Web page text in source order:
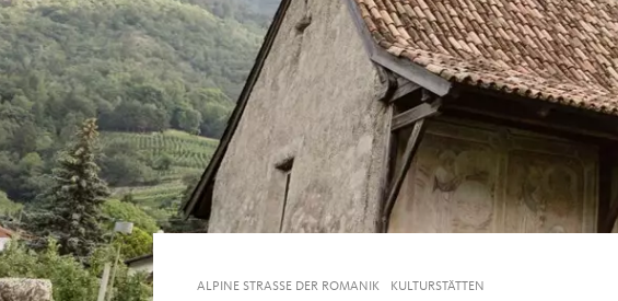
ALPINE STRASSE DER ROMANIK KULTURSTÄTTEN